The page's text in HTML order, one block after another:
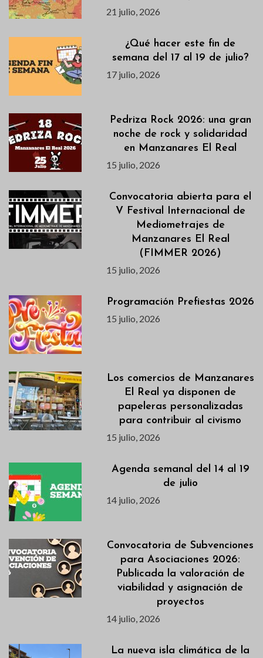
21 julio, 2026
¿Qué hacer este fin de
semana del 17 al 19 de julio?
17 julio, 2026
Pedriza Rock 2026: una gran
noche de rock y solidaridad
en Manzanares El Real
15 julio, 2026
Convocatoria abierta para el
V Festival Internacional de
Mediometrajes de
Manzanares El Real
(FIMMER 2026)
15 julio, 2026
Programación Prefiestas 2026
15 julio, 2026
Los comercios de Manzanares
El Real ya disponen de
papeleras personalizadas
para contribuir al civismo
15 julio, 2026
Agenda semanal del 14 al 19
de julio
14 julio, 2026
Convocatoria de Subvenciones
para Asociaciones 2026:
Publicada la valoración de
viabilidad y asignación de
proyectos
14 julio, 2026
La nueva isla climática de la